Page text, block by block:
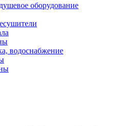
оборудование
водоснабжение